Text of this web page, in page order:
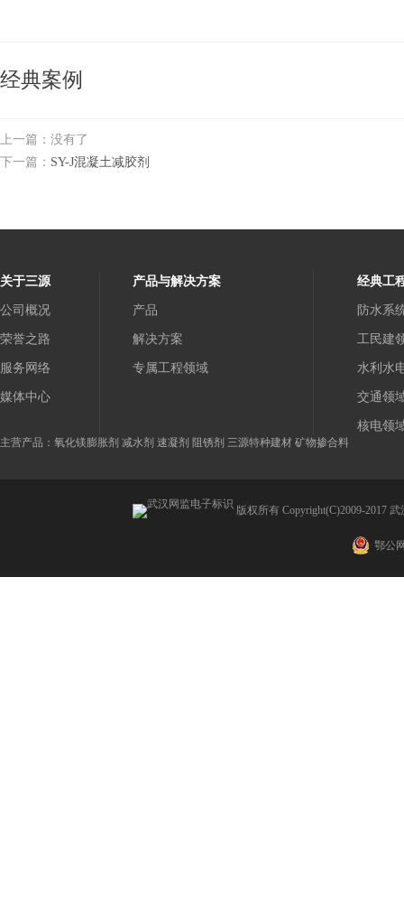
经典案例
上一篇：没有了
下一篇： SY-J混凝土减胶剂
关于三源
公司概况
荣誉之路
服务网络
媒体中心
产品与解决方案
产品
解决方案
专属工程领域
经典工
防水系
工民建
水利水
交通领
核电领
主营产品：氧化镁膨胀剂 减水剂 速凝剂 阻锈剂 三源特种建材 矿物掺合料
版权所有 Copyright(C)2009-
鄂公